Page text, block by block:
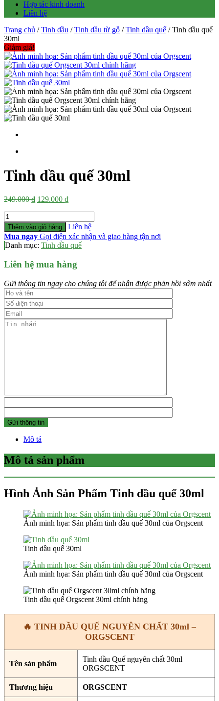
Hợp tác kinh doanh
Liên hệ
Trang chủ /Tinh dầu /Tinh dầu từ gỗ /Tinh dầu quế / Tinh dầu quế
30ml
Giảm giá!
Tinh dầu quế 30ml
249.000₫ Giá
249.000 ₫.
129.000 ₫Giá
là:
129.000 ₫.
Số
lượng
Thêm vào giỏ hàng
Liên hệ
Mua ngay Gọi điện xác nhận và giao hàng tận nơi
Danh mục: Tinh dầu quế
Liên hệ mua hàng
Gửi thông tin ngay cho chúng tôi để nhận được phản hồi sớm nhất
Mô tả
Mô tả sản phẩm
Hình Ảnh Sản Phẩm Tinh dầu quế 30ml
Ảnh minh họa: Sản phẩm tinh dầu quế 30ml của Orgscent
Tinh dầu quế 30ml
Ảnh minh họa: Sản phẩm tinh dầu quế 30ml của Orgscent
Tinh dầu quế Orgscent 30ml chính hãng
🔥 TINH DẦU QUẾ NGUYÊN CHẤT 30ml –
ORGSCENT
Tên sản phẩm
Tinh dầu Quế nguyên chất 30ml
ORGSCENT
Thương hiệu ORGSCENT